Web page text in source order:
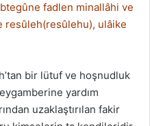
fadlen minallâhi ve
resûleh(resûlehu), ulâike
bir lütuf ve hoşnudluk
yardım
uzaklaştırılan fakir